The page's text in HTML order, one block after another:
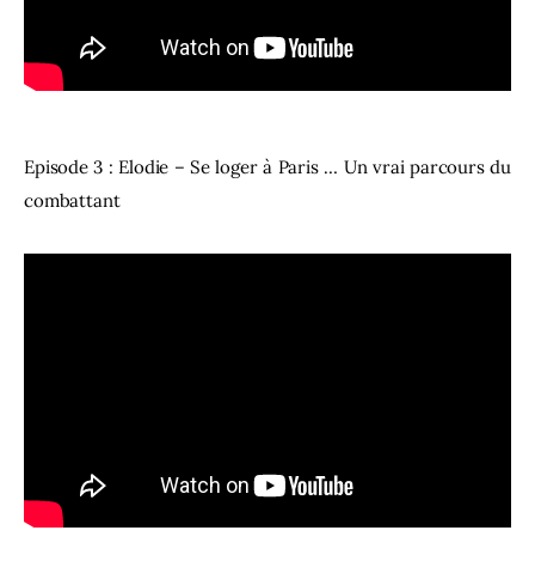
Episode 3 : Elodie – Se loger à Paris … Un vrai parcours du
combattant